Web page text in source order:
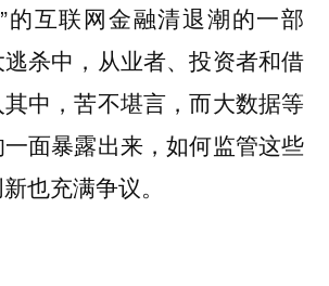
的互联网金融清退潮的一部
杀中，从业者、投资者和借
中，苦不堪言，而大数据等
面暴露出来，如何监管这些
也充满争议。